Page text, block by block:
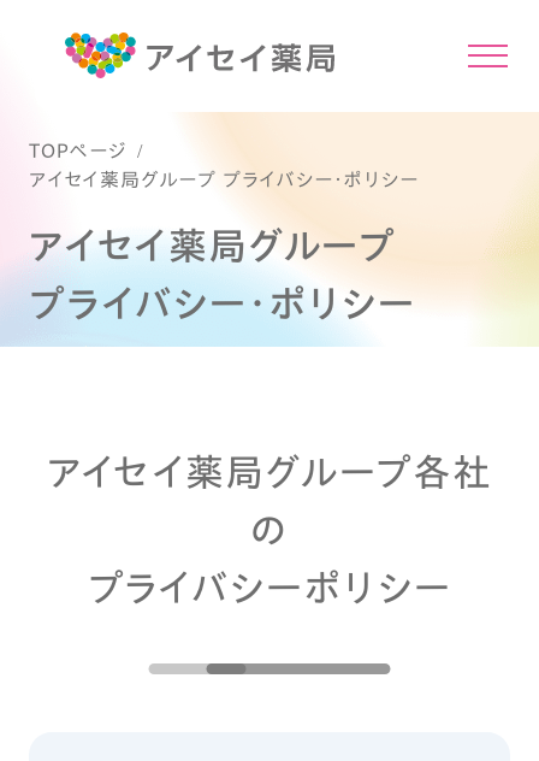
TOPページ
アイセイ薬局グループ プライバシー・ポリシー
アイセイ薬局グループ
プライバシー・ポリシー
アイセイ薬局グループ各社
の
プライバシーポリシー